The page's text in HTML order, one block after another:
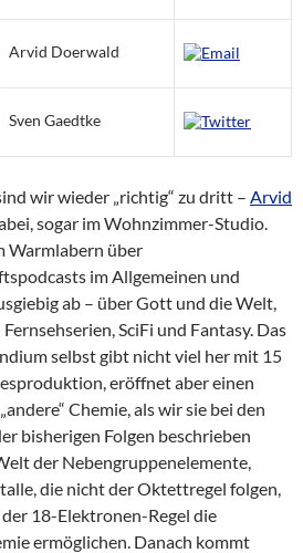
Arvid Doerwald
Sven Gaedtke
wir wieder „richtig“ zu dritt – Arvid
sogar im Wohnzimmer-Studio.
Warmlabern über
im Allgemeinen und
ab – über Gott und die Welt,
SciFi und Fantasy. Das
selbst gibt nicht viel her mit 15
eröffnet aber einen
Chemie, als wir sie bei den
bisherigen Folgen beschrieben
der Nebengruppenelemente,
die nicht der Oktettregel folgen,
18-Elektronen-Regel die
ermöglichen. Danach kommt